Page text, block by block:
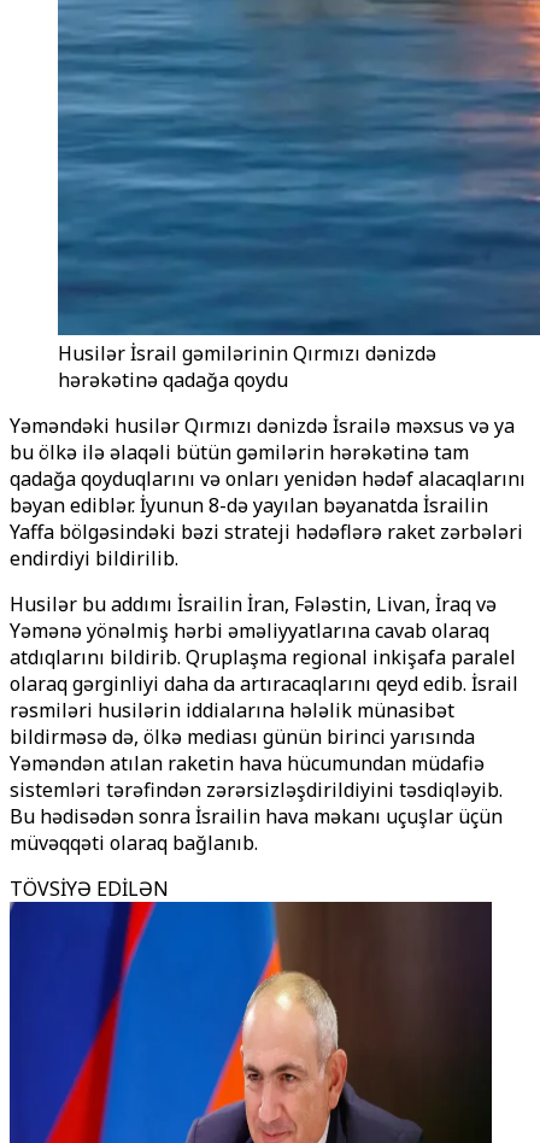
Husilər İsrail gəmilərinin Qırmızı dənizdə
hərəkətinə qadağa qoydu
Yəməndəki husilər Qırmızı dənizdə İsrailə məxsus və ya
bu ölkə ilə əlaqəli bütün gəmilərin hərəkətinə tam
qadağa qoyduqlarını və onları yenidən hədəf alacaqlarını
bəyan ediblər. İyunun 8-də yayılan bəyanatda İsrailin
Yaffa bölgəsindəki bəzi strateji hədəflərə raket zərbələri
endirdiyi bildirilib.
Husilər bu addımı İsrailin İran, Fələstin, Livan, İraq və
Yəmənə yönəlmiş hərbi əməliyyatlarına cavab olaraq
atdıqlarını bildirib. Qruplaşma regional inkişafa paralel
olaraq gərginliyi daha da artıracaqlarını qeyd edib. İsrail
rəsmiləri husilərin iddialarına hələlik münasibət
bildirməsə də, ölkə mediası günün birinci yarısında
Yəməndən atılan raketin hava hücumundan müdafiə
sistemləri tərəfindən zərərsizləşdirildiyini təsdiqləyib.
Bu hədisədən sonra İsrailin hava məkanı uçuşlar üçün
müvəqqəti olaraq bağlanıb.
TÖVSİYƏ EDİLƏN